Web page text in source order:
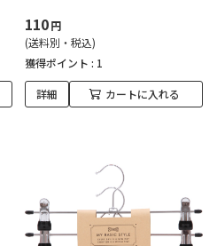
110円
(送料別・税込)
獲得ポイント : 1
詳細 カートに入れる